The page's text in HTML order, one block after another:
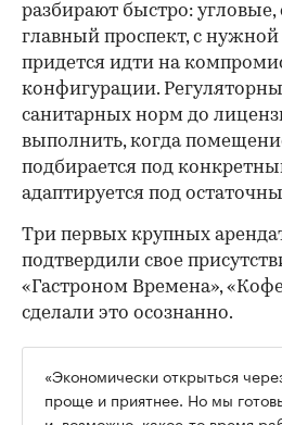
разбирают быстро:
главный проспект, с
придется идти на
конфигурации.
санитарных норм до
выполнить, когда
подбирается под
адаптируется под
Три первых крупных
подтвердили свое
«Гастроном Времена»,
сделали это осознанно.
«Экономически открыться
проще и приятнее. Но мы